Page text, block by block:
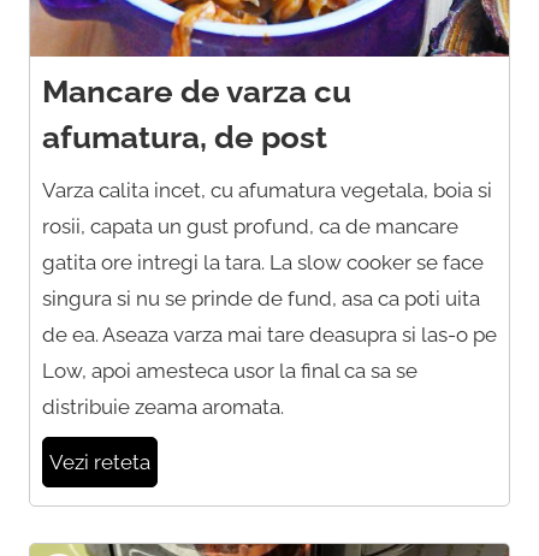
Mancare de varza cu
afumatura, de post
Varza calita incet, cu afumatura vegetala, boia si
rosii, capata un gust profund, ca de mancare
gatita ore intregi la tara. La slow cooker se face
singura si nu se prinde de fund, asa ca poti uita
de ea. Aseaza varza mai tare deasupra si las-o pe
Low, apoi amesteca usor la final ca sa se
distribuie zeama aromata.
Vezi reteta